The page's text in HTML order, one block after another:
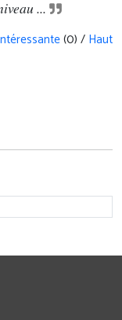
...
(0) / Haut